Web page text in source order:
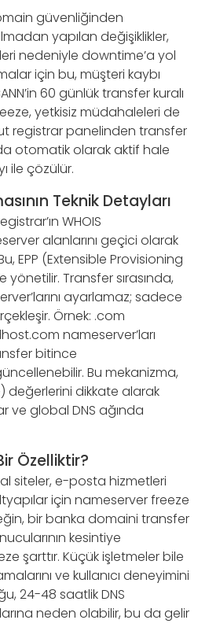
güvenliğinden
yapılan değişiklikler,
nedeniyle downtime’a yol
için bu, müşteri kaybı
60 günlük transfer kuralı
yetkisiz müdahaleleri de
registrar panelinden transfer
otomatik olarak aktif hale
ile çözülür.
Teknik Detayları
WHOIS
alanlarını geçici olarak
EPP (Extensible Provisioning
yönetilir. Transfer sırasında,
ayarlamaz; sadece
Örnek: .com
nameserver’ları
bitince
Bu mekanizma,
değerlerini dikkate alarak
ve global DNS ağında
Özelliktir?
siteler, e-posta hizmetleri
için nameserver freeze
bir banka domaini transfer
kesintiye
şarttır. Küçük işletmeler bile
ve kullanıcı deneyimini
24-48 saatlik DNS
neden olabilir, bu da gelir